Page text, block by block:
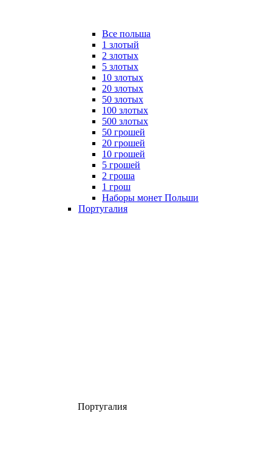
Все польша
1 злотый
2 злотых
5 злотых
10 злотых
20 злотых
50 злотых
100 злотых
500 злотых
50 грошей
20 грошей
10 грошей
5 грошей
2 гроша
1 грош
Наборы монет Польши
Португалия
Португалия